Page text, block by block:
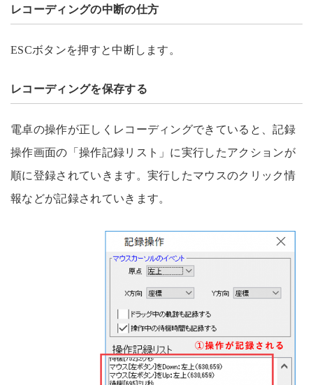
レコーディングの中断の仕方
ESCボタンを押すと中断します。
レコーディングを保存する
電卓の操作が正しくレコーディングできていると、記録
操作画面の「操作記録リスト」に実行したアクションが
順に登録されていきます。実行したマウスのクリック情
報などが記録されていきます。